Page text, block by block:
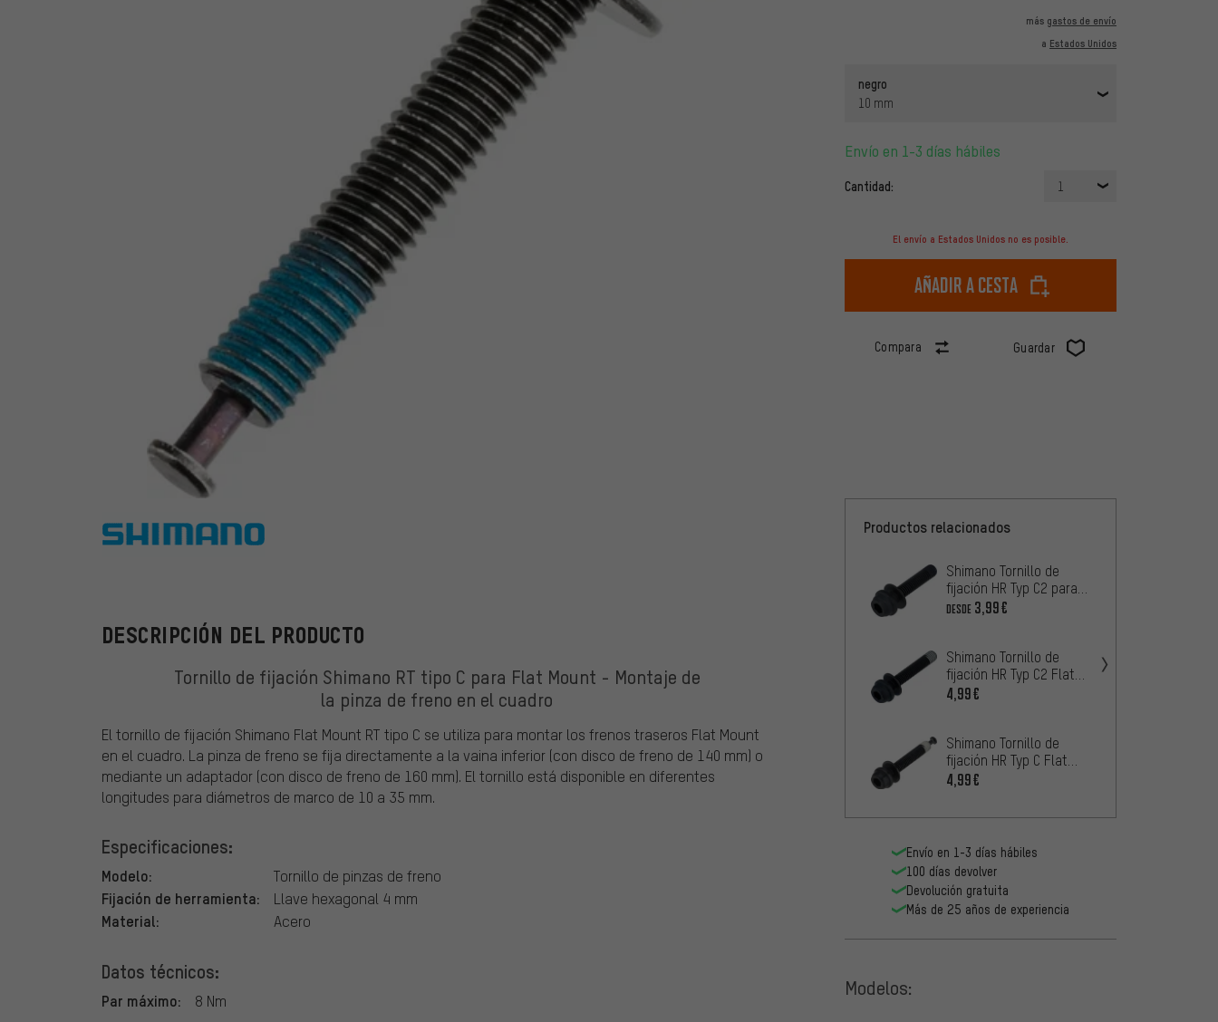
más gastos de envío
a Estados Unidos
negro
10 mm
Envío en 1-3 días hábiles
Cantidad: 1
El envío a Estados Unidos no es posible.
Añadir a cesta
Compara Guardar
Shimano
DESCRIPCIÓN DEL PRODUCTO
Tornillo de fijación Shimano RT tipo C para Flat Mount - Montaje de
la pinza de freno en el cuadro
El tornillo de fijación Shimano Flat Mount RT tipo C se utiliza para montar los frenos traseros Flat Mount
en el cuadro. La pinza de freno se fija directamente a la vaina inferior (con disco de freno de 140 mm) o
mediante un adaptador (con disco de freno de 160 mm). El tornillo está disponible en diferentes
longitudes para diámetros de marco de 10 a 35 mm.
Especificaciones:
Modelo: Tornillo de pinzas de freno
Fijación de herramienta: Llave hexagonal 4 mm
Material: Acero
Datos técnicos:
Par máximo: 8 Nm
Productos relacionados
Shimano Tornillo de
fijación HR Typ C2 para
Flat Mount BR-R8170 /
DESDE 3,99€
Shimano Tornillo de
fijación HR Typ C2 Flat
Mount para Dura-Ace
4,99€
Shimano Tornillo de
fijación HR Typ C Flat
Mount para Dura-Ace
4,99€
Envío en 1-3 días hábiles
100 días devolver
Devolución gratuita
Más de 25 años de experiencia
Modelos: